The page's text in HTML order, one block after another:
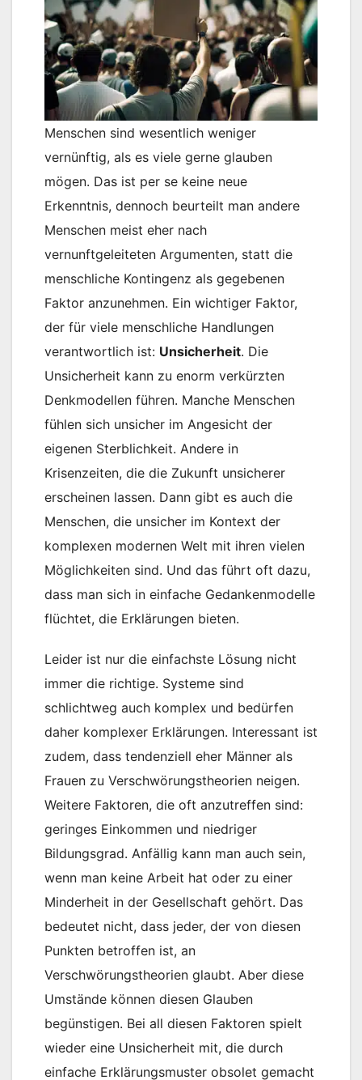
Menschen sind wesentlich weniger
vernünftig, als es viele gerne glauben
mögen. Das ist per se keine neue
Erkenntnis, dennoch beurteilt man andere
Menschen meist eher nach
vernunftgeleiteten Argumenten, statt die
menschliche Kontingenz als gegebenen
Faktor anzunehmen. Ein wichtiger Faktor,
der für viele menschliche Handlungen
verantwortlich ist: Unsicherheit. Die
Unsicherheit kann zu enorm verkürzten
Denkmodellen führen. Manche Menschen
fühlen sich unsicher im Angesicht der
eigenen Sterblichkeit. Andere in
Krisenzeiten, die die Zukunft unsicherer
erscheinen lassen. Dann gibt es auch die
Menschen, die unsicher im Kontext der
komplexen modernen Welt mit ihren vielen
Möglichkeiten sind. Und das führt oft dazu,
dass man sich in einfache Gedankenmodelle
flüchtet, die Erklärungen bieten.
Leider ist nur die einfachste Lösung nicht
immer die richtige. Systeme sind
schlichtweg auch komplex und bedürfen
daher komplexer Erklärungen. Interessant ist
zudem, dass tendenziell eher Männer als
Frauen zu Verschwörungstheorien neigen.
Weitere Faktoren, die oft anzutreffen sind:
geringes Einkommen und niedriger
Bildungsgrad. Anfällig kann man auch sein,
wenn man keine Arbeit hat oder zu einer
Minderheit in der Gesellschaft gehört. Das
bedeutet nicht, dass jeder, der von diesen
Punkten betroffen ist, an
Verschwörungstheorien glaubt. Aber diese
Umstände können diesen Glauben
begünstigen. Bei all diesen Faktoren spielt
wieder eine Unsicherheit mit, die durch
einfache Erklärungsmuster obsolet gemacht